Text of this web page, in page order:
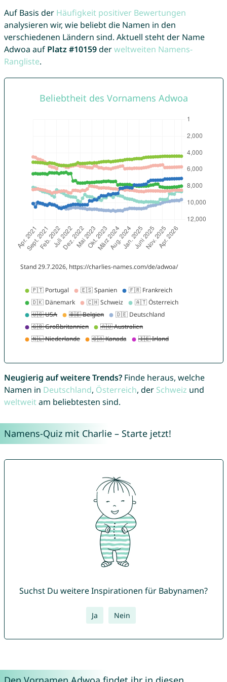
Auf Basis der Häufigkeit positiver Bewertungen
analysieren wir, wie beliebt die Namen in den
verschiedenen Ländern sind. Aktuell steht der Name
Adwoa auf Platz #10159derweltweiten Namens-
Rangliste.
Neugierig auf weitere Trends?Finde heraus, welche
Namen in Deutschland, Österreich, der Schweiz und
weltweitam beliebtesten sind.
Namens-Quiz mit Charlie – Starte jetzt!
Suchst Du weitere Inspirationen für Babynamen?
Ja Nein